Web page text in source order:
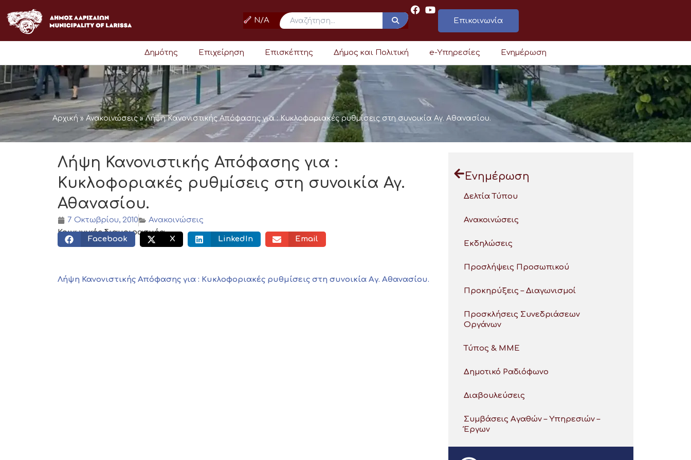
στο
περιεχόμενο
N/A Επικοινωνία
Δημότης Επιχείρηση Επισκέπτης Δήμος και Πολιτική e-Υπηρεσίες Ενημέρωση
Αρχική » Ανακοινώσεις»Λήψη Κανονιστικής Απόφασης για : Κυκλοφοριακές ρυθμίσεις στη συνοικία Αγ. Αθανασίου.
Λήψη Κανονιστικής Απόφασης για :
Κυκλοφοριακές ρυθμίσεις στη συνοικία Αγ.
Αθανασίου.
7 Οκτωβρίου, 2010
Ανακοινώσεις
Κοινωνικός διαμοιρασμός:
Facebook X LinkedIn Email
Λήψη Κανονιστικής Απόφασης για : Κυκλοφοριακές ρυθμίσεις στη συνοικία Αγ. Αθανασίου.
Ενημέρωση
Δελτία Τύπου
Ανακοινώσεις
Εκδηλώσεις
Προσλήψεις Προσωπικού
Προκηρύξεις – Διαγωνισμοί
Προσκλήσεις Συνεδριάσεων
Οργάνων
Τύπος & ΜΜΕ
Δημοτικό Ραδιόφωνο
Διαβουλεύσεις
Συμβάσεις Αγαθών – Υπηρεσιών –
Έργων